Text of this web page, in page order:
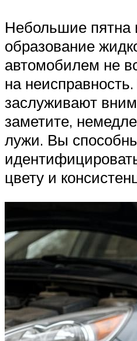
Небольшие пятна
образование
автомобилем не
на
заслуживают
заметите,
лужи. Вы
цвету и